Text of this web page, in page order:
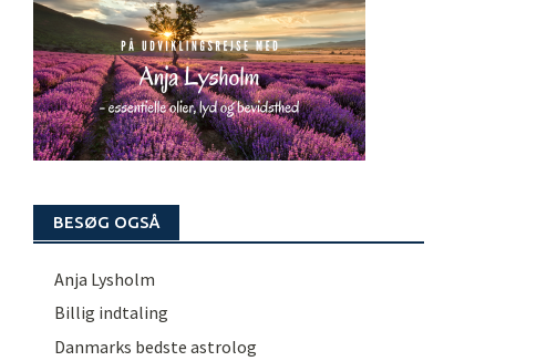
BESØG OGSÅ
Anja Lysholm
Billig indtaling
Danmarks bedste astrolog